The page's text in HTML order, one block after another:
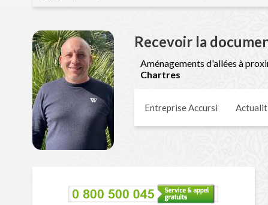
Recevoir la
Aménagements d'allées à
Chartres
Entreprise Accursi